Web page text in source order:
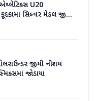
U20
સિલ્વર મેડલ જીતીને
જીમી નીશમ
જોડાયા